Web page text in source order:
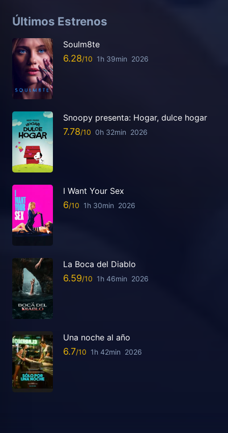
Últimos Estrenos
Soulm8te
6.28 1h 39min 2026
Snoopy presenta: Hogar, dulce hogar
7.78 0h 32min 2026
I Want Your Sex
6 1h 30min 2026
La Boca del Diablo
6.59 1h 46min 2026
Una noche al año
6.7 1h 42min 2026